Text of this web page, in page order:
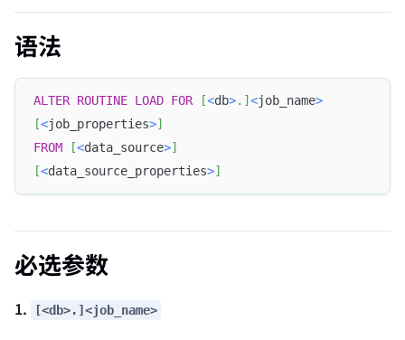
语法
ALTER ROUTINE LOAD FOR [<db>. ] <job_name>
[<job_properties>]
FROM
[<data_source>]
[<data_source_properties>]
必选参数
1. [<db>.]<job_name>